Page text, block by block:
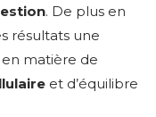
. De plus en
résultats une
matière de
et d’équilibre